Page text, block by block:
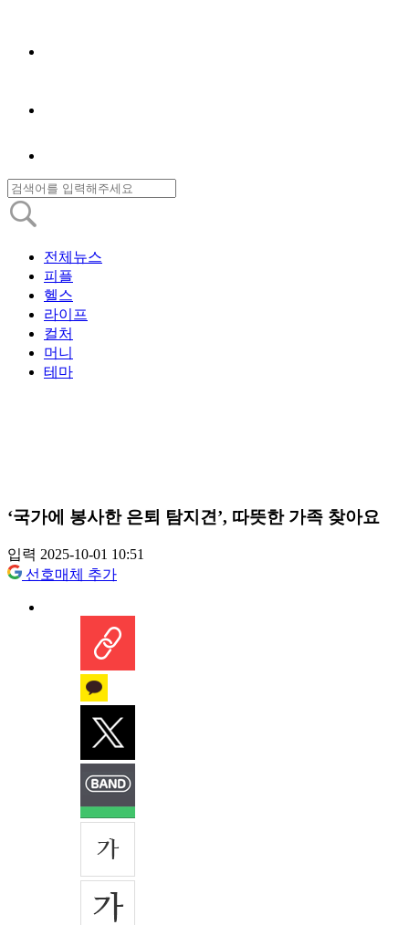
전체뉴스
피플
헬스
라이프
컬처
머니
테마
‘국가에 봉사한 은퇴 탐지견’, 따뜻한 가족 찾아요
입력 2025-10-01 10:51
선호매체 추가